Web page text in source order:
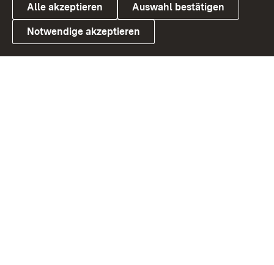
Link zum Landesportal
Alle akzeptieren Auswahl bestätigen
Notwendige akzeptieren